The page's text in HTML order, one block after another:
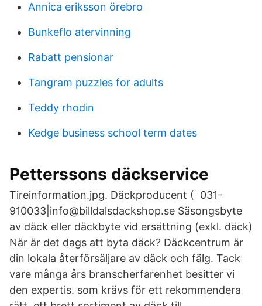
Annica eriksson örebro
Bunkeflo atervinning
Rabatt pensionar
Tangram puzzles for adults
Teddy rhodin
Kedge business school term dates
Petterssons däckservice
Tireinformation.jpg. Däckproducent ( 031-
910033|info@billdalsdackshop.se Säsongsbyte
av däck eller däckbyte vid ersättning (exkl. däck)
När är det dags att byta däck? Däckcentrum är
din lokala återförsäljare av däck och fälg. Tack
vare många års branscherfarenhet besitter vi
den expertis. som krävs för ett rekommendera